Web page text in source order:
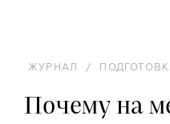
ЖУРНАЛ /
Почему на